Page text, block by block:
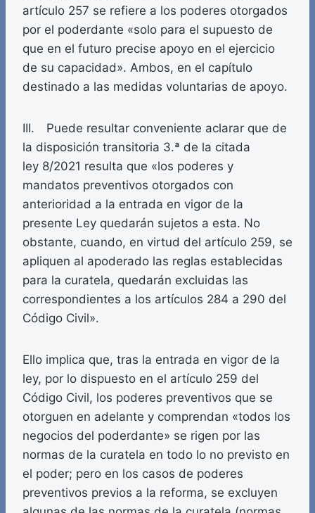
artículo 257 se refiere a los poderes otorgados
por el poderdante «solo para el supuesto de
que en el futuro precise apoyo en el ejercicio
de su capacidad». Ambos, en el capítulo
destinado a las medidas voluntarias de apoyo.
III. Puede resultar conveniente aclarar que de
la disposición transitoria 3.ª de la citada
ley 8/2021 resulta que «los poderes y
mandatos preventivos otorgados con
anterioridad a la entrada en vigor de la
presente Ley quedarán sujetos a esta. No
obstante, cuando, en virtud del artículo 259, se
apliquen al apoderado las reglas establecidas
para la curatela, quedarán excluidas las
correspondientes a los artículos 284 a 290 del
Código Civil».
Ello implica que, tras la entrada en vigor de la
ley, por lo dispuesto en el artículo 259 del
Código Civil, los poderes preventivos que se
otorguen en adelante y comprendan «todos los
negocios del poderdante» se rigen por las
normas de la curatela en todo lo no previsto en
el poder; pero en los casos de poderes
preventivos previos a la reforma, se excluyen